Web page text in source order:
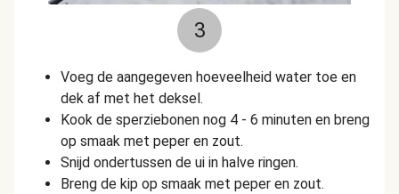
3
Voeg de aangegeven hoeveelheid water toe en
dek af met het deksel.
Kook de sperziebonen nog 4 - 6 minuten en breng
op smaak met peper en zout.
Snijd ondertussen de ui in halve ringen.
Breng de kip op smaak met peper en zout.